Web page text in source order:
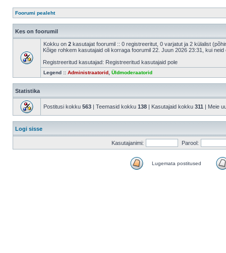
Foorumi pealeht
Kes on foorumil
Kokku on 2 kasutajat foorumil :: 0 registreeritut, 0 varjatut ja 2 külalist
Kõige rohkem kasutajaid oli korraga foorumil 22. Juun 2026 23:31, kui neid
Registreeritud kasutajad: Registreeritud kasutajaid pole
Legend :: Administraatorid Üldmoderaatorid
Statistika
Postitusi kokku 563 | Teemasid kokku 138 | Kasutajaid kokku 311 | Meie
Logi sisse
Kasutajanimi: Parool:
Lugemata postitused